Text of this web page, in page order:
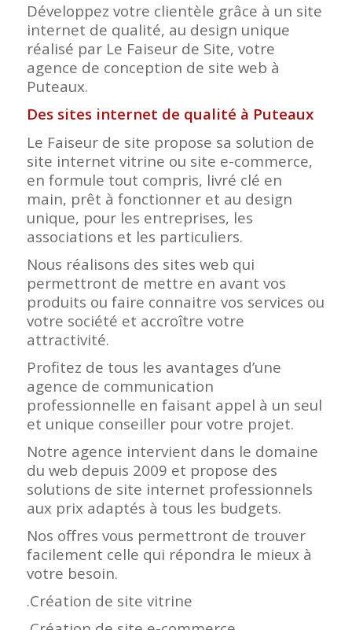
Développez votre clientèle grâce à un site
internet de qualité, au design unique
réalisé par Le Faiseur de Site, votre
agence de conception de site web à
Puteaux.
Des sites internet de qualité à Puteaux
Le Faiseur de site propose sa solution de
site internet vitrine ou site e-commerce,
en formule tout compris, livré clé en
main, prêt à fonctionner et au design
unique, pour les entreprises, les
associations et les particuliers.
Nous réalisons des sites web qui
permettront de mettre en avant vos
produits ou faire connaitre vos services ou
votre société et accroître votre
attractivité.
Profitez de tous les avantages d’une
agence de communication
professionnelle en faisant appel à un seul
et unique conseiller pour votre projet.
Notre agence intervient dans le domaine
du web depuis 2009 et propose des
solutions de site internet professionnels
aux prix adaptés à tous les budgets.
Nos offres vous permettront de trouver
facilement celle qui répondra le mieux à
votre besoin.
.Création de site vitrine